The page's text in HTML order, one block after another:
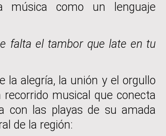
música como un lenguaje
falta el tambor que late en tu
la alegría, la unión y el orgullo
musical que conecta
con las playas de su amada
de la región: